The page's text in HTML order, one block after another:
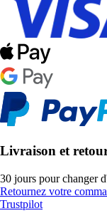
Livraison et
30 jours pour changer
Retournez votre
Trustpilot